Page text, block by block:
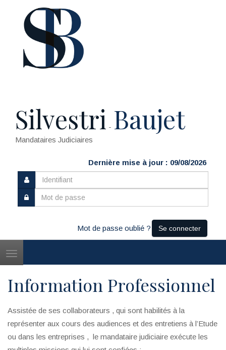
Silvestri - Baujet
Mandataires Judiciaires
Dernière mise à jour : 09/08/2026
Mot de passe oublié ? Se connecter
Toggle
Information Professionnel
Assistée de ses collaborateurs , qui sont habilités à la
représenter aux cours des audiences et des entretiens à l’Etude
ou dans les entreprises , le mandataire judiciaire exécute les